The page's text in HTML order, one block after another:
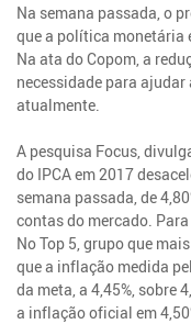
Na semana passada, o
que a política monetária
Na ata do Copom, a
necessidade para
atualmente.
A pesquisa Focus,
do IPCA em 2017
semana passada, de
contas do mercado.
No Top 5, grupo que
que a inflação medida
da meta, a 4,45%, sobre
a inflação oficial em